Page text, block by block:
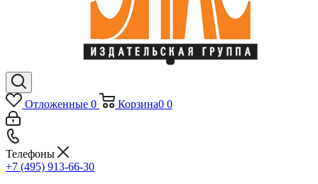
Отложенные 0 Корзина0 0
Телефоны
+7 (495) 913-66-30